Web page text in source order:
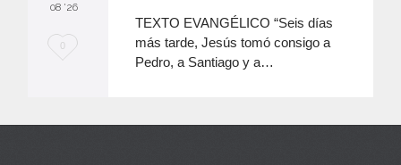
08 '26
M
0
TEXTO EVANGÉLICO “Seis días
más tarde, Jesús tomó consigo a
Pedro, a Santiago y a…